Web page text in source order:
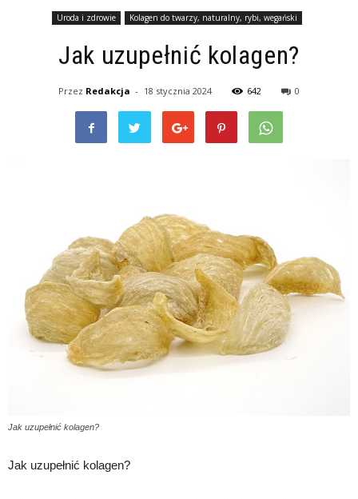
Uroda i zdrowie Kolagen do twarzy, naturalny, rybi, wegański
Jak uzupełnić kolagen?
Przez Redakcja - 18 stycznia 2024 642 0
Jak uzupełnić kolagen?
Jak uzupełnić kolagen?